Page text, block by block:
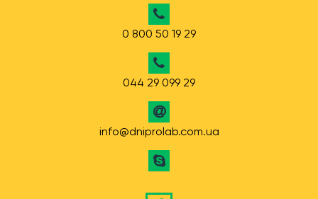
0 800 50 19 29
044 29 099 29
info@dniprolab.com.ua